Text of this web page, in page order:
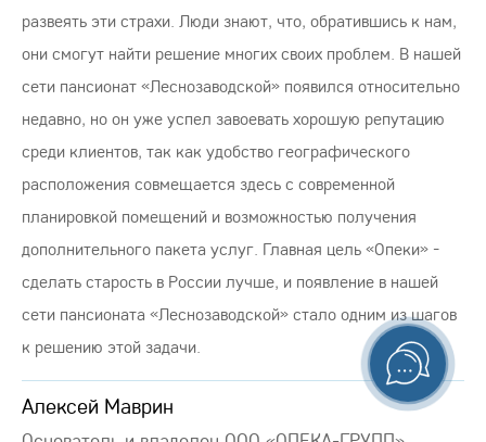
развеять эти страхи. Люди знают, что, обратившись к нам,
они смогут найти решение многих своих проблем. В нашей
сети пансионат «Леснозаводской» появился относительно
недавно, но он уже успел завоевать хорошую репутацию
среди клиентов, так как удобство географического
расположения совмещается здесь с современной
планировкой помещений и возможностью получения
дополнительного пакета услуг. Главная цель «Опеки» -
сделать старость в России лучше, и появление в нашей
сети пансионата «Леснозаводской» стало одним из шагов
к решению этой задачи.
Алексей Маврин